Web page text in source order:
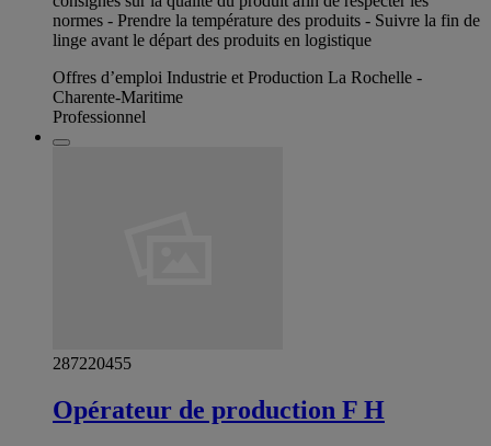
normes - Prendre la température des produits - Suivre la fin de
linge avant le départ des produits en logistique
Offres d’emploi Industrie et Production La Rochelle -
Charente-Maritime
Professionnel
287220455
Opérateur de production F H